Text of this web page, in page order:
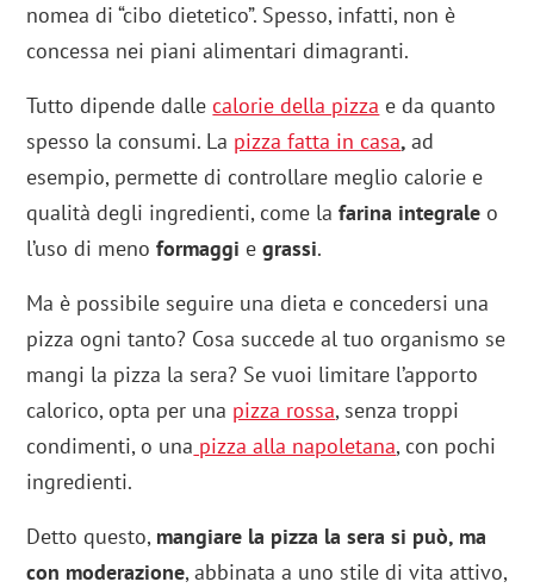
nomea di “cibo dietetico”. Spesso, infatti, non è
concessa nei piani alimentari dimagranti.
Tutto dipende dallecalorie della pizza e da quanto
spesso la consumi. La pizza fatta in casa,ad
esempio, permette di controllare meglio calorie e
qualità degli ingredienti, come lafarina integrale o
l’uso di menoformaggi egrassi.
Ma è possibile seguire una dieta e concedersi una
pizza ogni tanto? Cosa succede al tuo organismo se
mangi la pizza la sera? Se vuoi limitare l’apporto
calorico, opta per una pizza rossa, senza troppi
condimenti, o una pizza alla napoletana, con pochi
ingredienti.
Detto questo, mangiare la pizza la sera si può, ma
con moderazione, abbinata a uno stile di vita attivo,